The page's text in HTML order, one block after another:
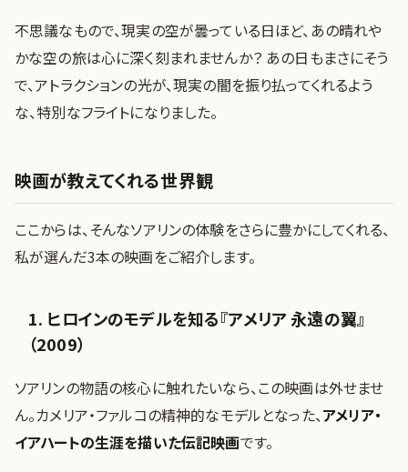
不思議なもので、現実の空が曇っている日ほど、あの晴れや
かな空の旅は心に深く刻まれませんか？ あの日もまさにそう
で、アトラクションの光が、現実の闇を振り払ってくれるよう
な、特別なフライトになりました。
映画が教えてくれる世界観
ここからは、そんなソアリンの体験をさらに豊かにしてくれる、
私が選んだ3本の映画をご紹介します。
1. ヒロインのモデルを知る『アメリア 永遠の翼』
（2009）
ソアリンの物語の核心に触れたいなら、この映画は外せませ
ん。カメリア・ファルコの精神的なモデルとなった、アメリア・
イアハートの生涯を描いた伝記映画です。